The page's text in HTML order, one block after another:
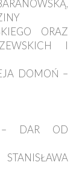
ORAZ
I
DOMOŃ –
DAR OD